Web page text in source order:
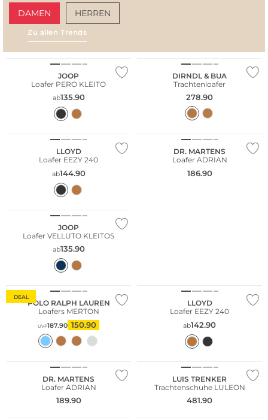
DAMEN HERREN
Zu allen Trends
JOOP
Loafer PERO KLEITO
ab135.90
DIRNDL & BUA
Trachtenloafer
278.90
LLOYD
Loafer EEZY 240
ab144.90
DR. MARTENS
Loafer ADRIAN
186.90
JOOP
Loafer VELLUTO KLEITOS
ab135.90
DEAL
POLO RALPH LAUREN
Loafers MERTON
UVP187.90 150.90
LLOYD
Loafer EEZY 240
ab142.90
DR. MARTENS
Loafer ADRIAN
189.90
LUIS TRENKER
Trachtenschuhe LULEON
481.90